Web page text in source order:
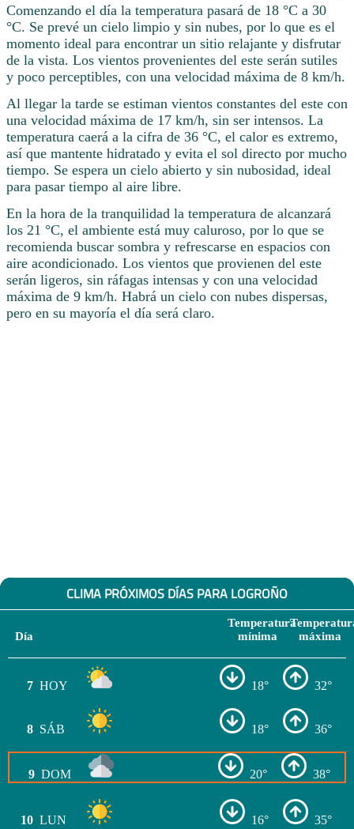
Comenzando el día la temperatura pasará de 18 °C a 30
°C. Se prevé un cielo limpio y sin nubes, por lo que es el
momento ideal para encontrar un sitio relajante y disfrutar
de la vista. Los vientos provenientes del este serán sutiles
y poco perceptibles, con una velocidad máxima de 8 km/h.
Al llegar la tarde se estiman vientos constantes del este con
una velocidad máxima de 17 km/h, sin ser intensos. La
temperatura caerá a la cifra de 36 °C, el calor es extremo,
así que mantente hidratado y evita el sol directo por mucho
tiempo. Se espera un cielo abierto y sin nubosidad, ideal
para pasar tiempo al aire libre.
En la hora de la tranquilidad la temperatura de alcanzará
los 21 °C, el ambiente está muy caluroso, por lo que se
recomienda buscar sombra y refrescarse en espacios con
aire acondicionado. Los vientos que provienen del este
serán ligeros, sin ráfagas intensas y con una velocidad
máxima de 9 km/h. Habrá un cielo con nubes dispersas,
pero en su mayoría el día será claro.
CLIMA PRÓXIMOS DÍAS PARA LOGROÑO
Día
Temperatura
mínima
máxima
7 HOY 18° 32°
8 SÁB 18° 36°
9 DOM 20° 38°
10 LUN 16° 35°